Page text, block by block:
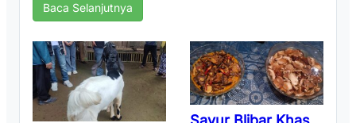
Baca Selanjutnya